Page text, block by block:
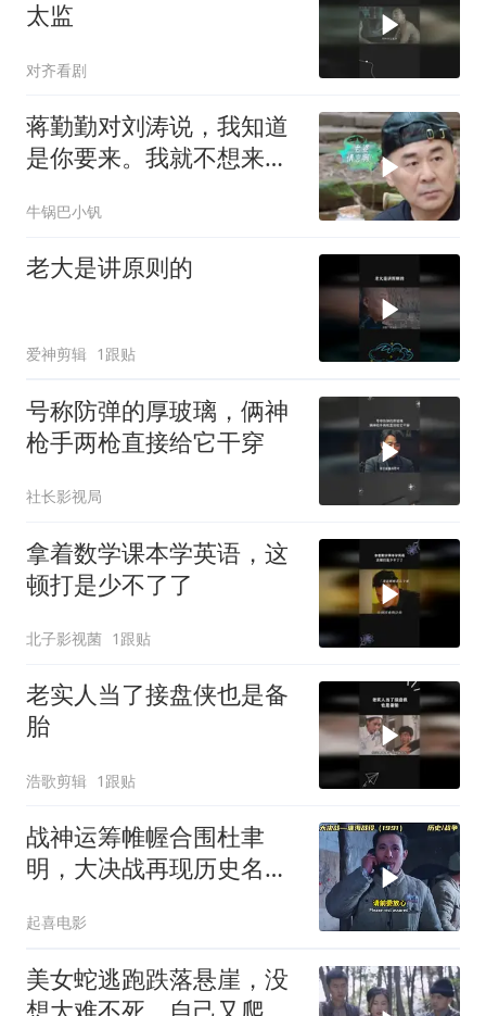
太监
对齐看剧
蒋勤勤对刘涛说，我知道
是你要来。我就不想来
牛锅巴小钒
老大是讲原则的
爱神剪辑 1跟贴
号称防弹的厚玻璃，俩神
枪手两枪直接给它干穿
社长影视局
拿着数学课本学英语，这
顿打是少不了了
北子影视菌 1跟贴
老实人当了接盘侠也是备
胎
浩歌剪辑 1跟贴
战神运筹帷幄合围杜聿
明，大决战再现历史名场
起喜电影
美女蛇逃跑跌落悬崖，没